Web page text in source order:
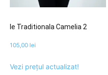
Ie Traditionala Camelia 2
105,00 lei
Vezi prețul actualizat!